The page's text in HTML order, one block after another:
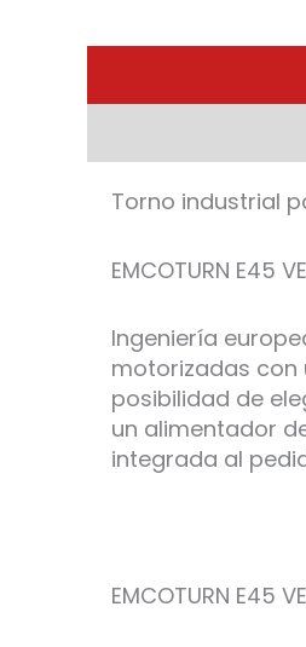
Torno industrial
EMCOTURN E45
Ingeniería
motorizadas con
posibilidad de
un alimentador
integrada al
EMCOTURN E45